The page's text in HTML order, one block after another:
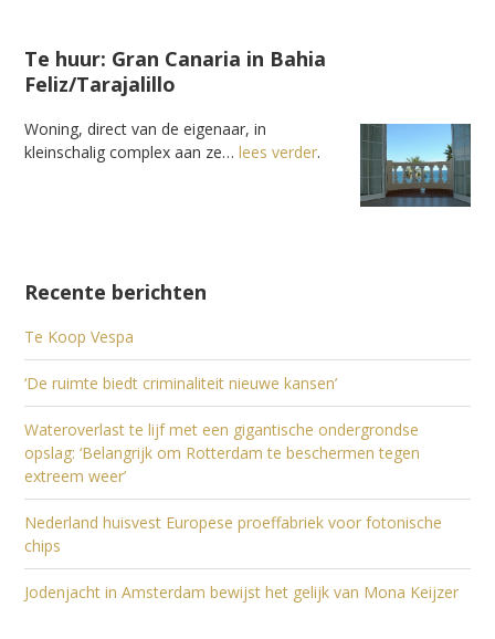
Te huur: Gran Canaria in Bahia
Feliz/Tarajalillo
Woning, direct van de eigenaar, in
kleinschalig complex aan ze…lees verder.
Recente berichten
Te Koop Vespa
‘De ruimte biedt criminaliteit nieuwe kansen’
Wateroverlast te lijf met een gigantische ondergrondse
opslag: ‘Belangrijk om Rotterdam te beschermen tegen
extreem weer’
Nederland huisvest Europese proeffabriek voor fotonische
chips
Jodenjacht in Amsterdam bewijst het gelijk van Mona Keijzer